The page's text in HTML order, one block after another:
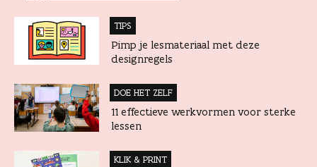
TIPS
Pimp je lesmateriaal met deze
designregels
DOE HET ZELF
11 effectieve werkvormen voor sterke
lessen
KLIK & PRINT